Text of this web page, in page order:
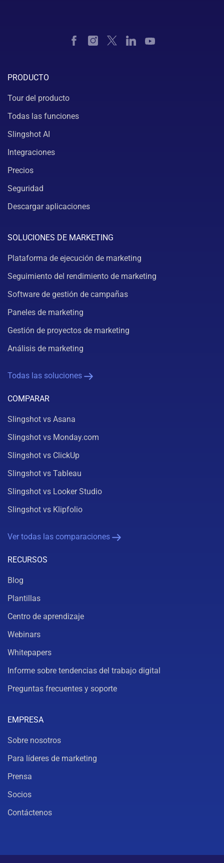
PRODUCTO
Tour del producto
Todas las funciones
Slingshot AI
Integraciones
Precios
Seguridad
Descargar aplicaciones
SOLUCIONES DE MARKETING
Plataforma de ejecución de marketing
Seguimiento del rendimiento de marketing
Software de gestión de campañas
Paneles de marketing
Gestión de proyectos de marketing
Análisis de marketing
Todas las soluciones
COMPARAR
Slingshot vs Asana
Slingshot vs Monday.com
Slingshot vs ClickUp
Slingshot vs Tableau
Slingshot vs Looker Studio
Slingshot vs Klipfolio
Ver todas las comparaciones
RECURSOS
Blog
Plantillas
Centro de aprendizaje
Webinars
Whitepapers
Informe sobre tendencias del trabajo digital
Preguntas frecuentes y soporte
EMPRESA
Sobre nosotros
Para líderes de marketing
Prensa
Socios
Contáctenos